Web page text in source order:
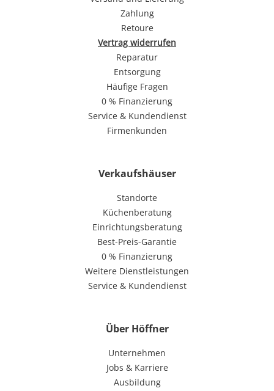
Zahlung
Retoure
Vertrag widerrufen
Reparatur
Entsorgung
Häufige Fragen
0 % Finanzierung
Service & Kundendienst
Firmenkunden
Verkaufshäuser
Standorte
Küchenberatung
Einrichtungsberatung
Best-Preis-Garantie
0 % Finanzierung
Weitere Dienstleistungen
Service & Kundendienst
Über Höffner
Unternehmen
Jobs & Karriere
Ausbildung